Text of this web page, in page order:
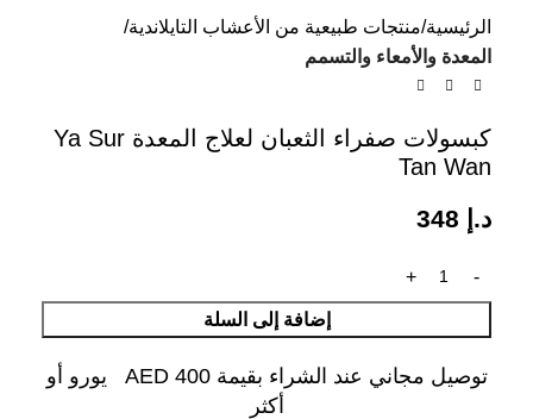
الرئيسية منتجات طبيعية من الأعشاب التايلاندية
المعدة والأمعاء والتسمم
كبسولات صفراء الثعبان لعلاج المعدة Ya Sur
Tan Wan
د.إ
إضافة إلى السلة
توصيل مجاني عند الشراء بقيمة AED 400 يورو أو
أكثر